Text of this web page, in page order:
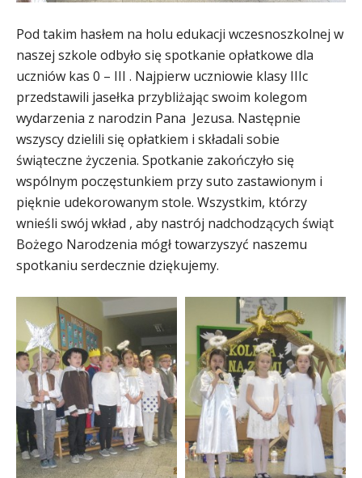
Pod takim hasłem na holu edukacji wczesnoszkolnej w
naszej szkole odbyło się spotkanie opłatkowe dla
uczniów kas 0 – III . Najpierw uczniowie klasy IIIc
przedstawili jasełka przybliżając swoim kolegom
wydarzenia z narodzin Pana Jezusa. Następnie
wszyscy dzielili się opłatkiem i składali sobie
świąteczne życzenia. Spotkanie zakończyło się
wspólnym poczęstunkiem przy suto zastawionym i
pięknie udekorowanym stole. Wszystkim, którzy
wnieśli swój wkład , aby nastrój nadchodzących świąt
Bożego Narodzenia mógł towarzyszyć naszemu
spotkaniu serdecznie dziękujemy.